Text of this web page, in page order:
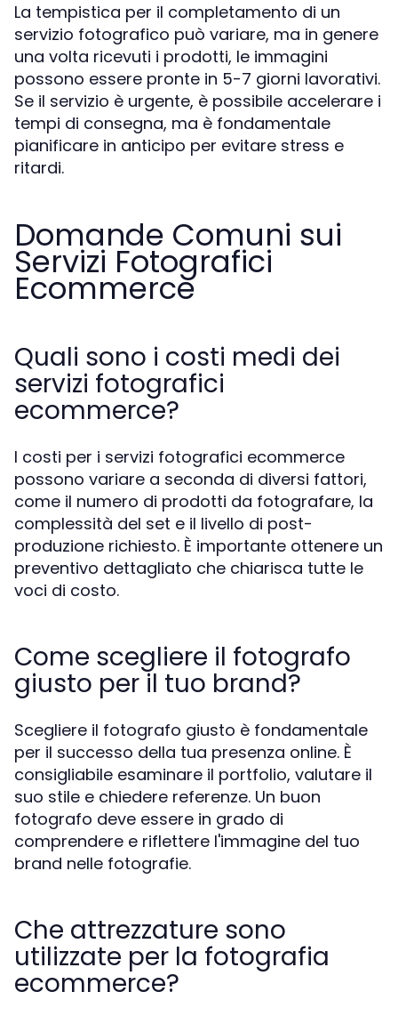
La tempistica per il completamento di un
servizio fotografico può variare, ma in genere
una volta ricevuti i prodotti, le immagini
possono essere pronte in 5-7 giorni lavorativi.
Se il servizio è urgente, è possibile accelerare i
tempi di consegna, ma è fondamentale
pianificare in anticipo per evitare stress e
ritardi.
Domande Comuni sui
Servizi Fotografici
Ecommerce
Quali sono i costi medi dei
servizi fotografici
ecommerce?
I costi per i servizi fotografici ecommerce
possono variare a seconda di diversi fattori,
come il numero di prodotti da fotografare, la
complessità del set e il livello di post-
produzione richiesto. È importante ottenere un
preventivo dettagliato che chiarisca tutte le
voci di costo.
Come scegliere il fotografo
giusto per il tuo brand?
Scegliere il fotografo giusto è fondamentale
per il successo della tua presenza online. È
consigliabile esaminare il portfolio, valutare il
suo stile e chiedere referenze. Un buon
fotografo deve essere in grado di
comprendere e riflettere l'immagine del tuo
brand nelle fotografie.
Che attrezzature sono
utilizzate per la fotografia
ecommerce?